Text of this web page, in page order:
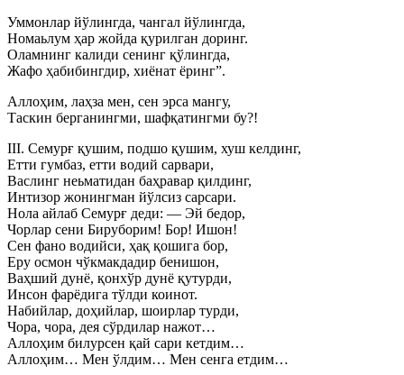
Уммонлар йўлингда, чангал йўлингда,
Номаьлум ҳар жойда қурилган доринг.
Оламнинг калиди сенинг қўлингда,
Жафо ҳабибингдир, хиёнат ёринг”.
Аллоҳим, лаҳза мен, сен эрса мангу,
Таскин берганингми, шафқатингми бу?!
III. Семурғ қушим, подшо қушим, хуш келдинг,
Етти гумбаз, етти водий сарвари,
Васлинг неьматидан баҳравар қилдинг,
Интизор жонингман йўлсиз сарсари.
Нола айлаб Семурғ деди: — Эй бедор,
Чорлар сени Бируборим! Бор! Ишон!
Сен фано водийси, ҳақ қошига бор,
Еру осмон чўкмакдадир бенишон,
Ваҳший дунё, қонхўр дунё қутурди,
Инсон фарёдига тўлди коинот.
Набийлар, доҳийлар, шоирлар турди,
Чора, чора, дея сўрдилар нажот…
Аллоҳим билурсен қай сари кетдим…
Аллоҳим… Мен ўлдим… Мен сенга етдим…